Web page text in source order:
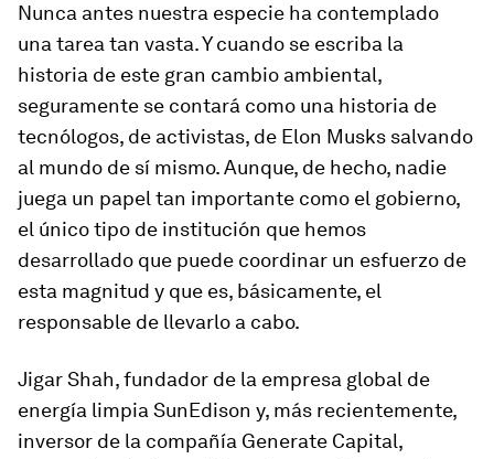
Nunca antes nuestra especie ha contemplado
una tarea tan vasta. Y cuando se escriba la
historia de este gran cambio ambiental,
seguramente se contará como una historia de
tecnólogos, de activistas, de Elon Musks salvando
al mundo de sí mismo. Aunque, de hecho, nadie
juega un papel tan importante como el gobierno,
el único tipo de institución que hemos
desarrollado que puede coordinar un esfuerzo de
esta magnitud y que es, básicamente, el
responsable de llevarlo a cabo.
Jigar Shah, fundador de la empresa global de
energía limpia SunEdison y, más recientemente,
inversor de la compañía Generate Capital,